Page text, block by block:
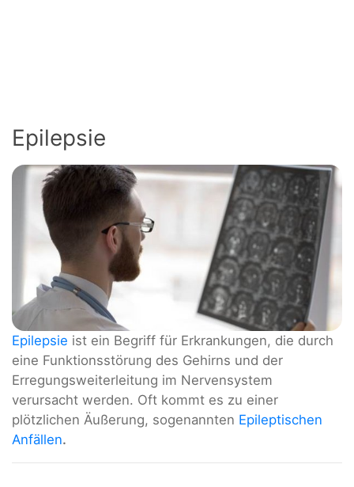
Epilepsie
Epilepsie ist ein Begriff für Erkrankungen, die durch
eine Funktionsstörung des Gehirns und der
Erregungsweiterleitung im Nervensystem
verursacht werden. Oft kommt es zu einer
plötzlichen Äußerung, sogenannten Epileptischen
Anfällen.